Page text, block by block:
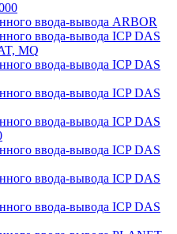
ввода-вывода ARBOR
ввода-вывода ICP DAS
MQ
ввода-вывода ICP DAS
ввода-вывода ICP DAS
ввода-вывода ICP DAS
ввода-вывода ICP DAS
ввода-вывода ICP DAS
ввода-вывода ICP DAS